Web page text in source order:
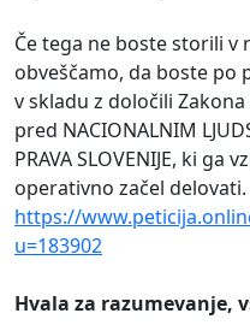
Če tega ne boste storili v
obveščamo, da boste po
v skladu z določili
pred NACIONALNIM
PRAVA SLOVENIJE, ki
operativno začel delovati.
https://
u=183902
Hvala za razumevanje,